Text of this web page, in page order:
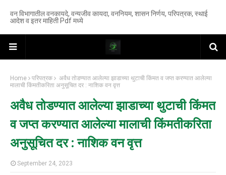
वन विभागातील वनकायदे, वन्यजीव कायदा, वननियम, शासन निर्णय, परिपत्रक, स्थाई
आदेश व इतर माहिती Pdf मध्ये
Home परिपत्रक
अवैध तोडण्यात आलेल्या झाडाच्या थुटाची किंमत व जप्त करण्यात आलेल्या
मालाची किंमतीकरिता अनुसूचित दर : नाशिक वन वृत्त
अवैध तोडण्यात आलेल्या झाडाच्या थुटाची किंमत
व जप्त करण्यात आलेल्या मालाची किंमतीकरिता
अनुसूचित दर : नाशिक वन वृत्त
September 24, 2023